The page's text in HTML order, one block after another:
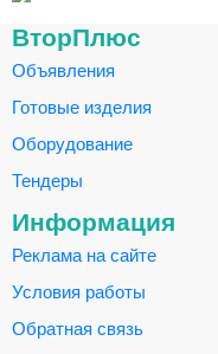
ВторПлюс
Объявления
Готовые изделия
Оборудование
Тендеры
Информация
Реклама на сайте
Условия работы
Обратная связь